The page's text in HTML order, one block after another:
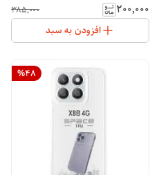
۲۰۰٬۰۰۰ ۳۸۵٬۰۰۰
افزودن به سبد
%48